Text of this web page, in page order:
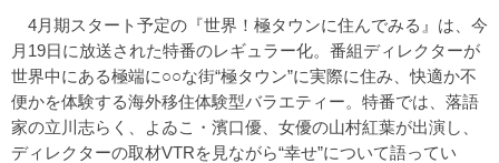
4月期スタート予定の『世界！極タウンに住んでみる』は、今
月19日に放送された特番のレギュラー化。番組ディレクターが
世界中にある極端に○○な街“極タウン”に実際に住み、快適か不
便かを体験する海外移住体験型バラエティー。特番では、落語
家の立川志らく、よゐこ・濱口優、女優の山村紅葉が出演し、
ディレクターの取材VTRを見ながら“幸せ”について語ってい